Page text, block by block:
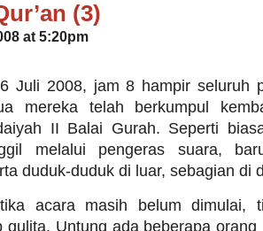
(3)
at 5:20pm
Juli 2008, jam 8 hampir seluruh
mereka telah berkumpul
II Balai Gurah. Seperti
melalui pengeras suara,
duduk-duduk di luar, sebagian di
acara masih belum dimulai,
gulita. Untung ada beberapa